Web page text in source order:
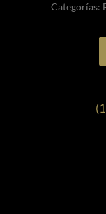
Categorías:
(1